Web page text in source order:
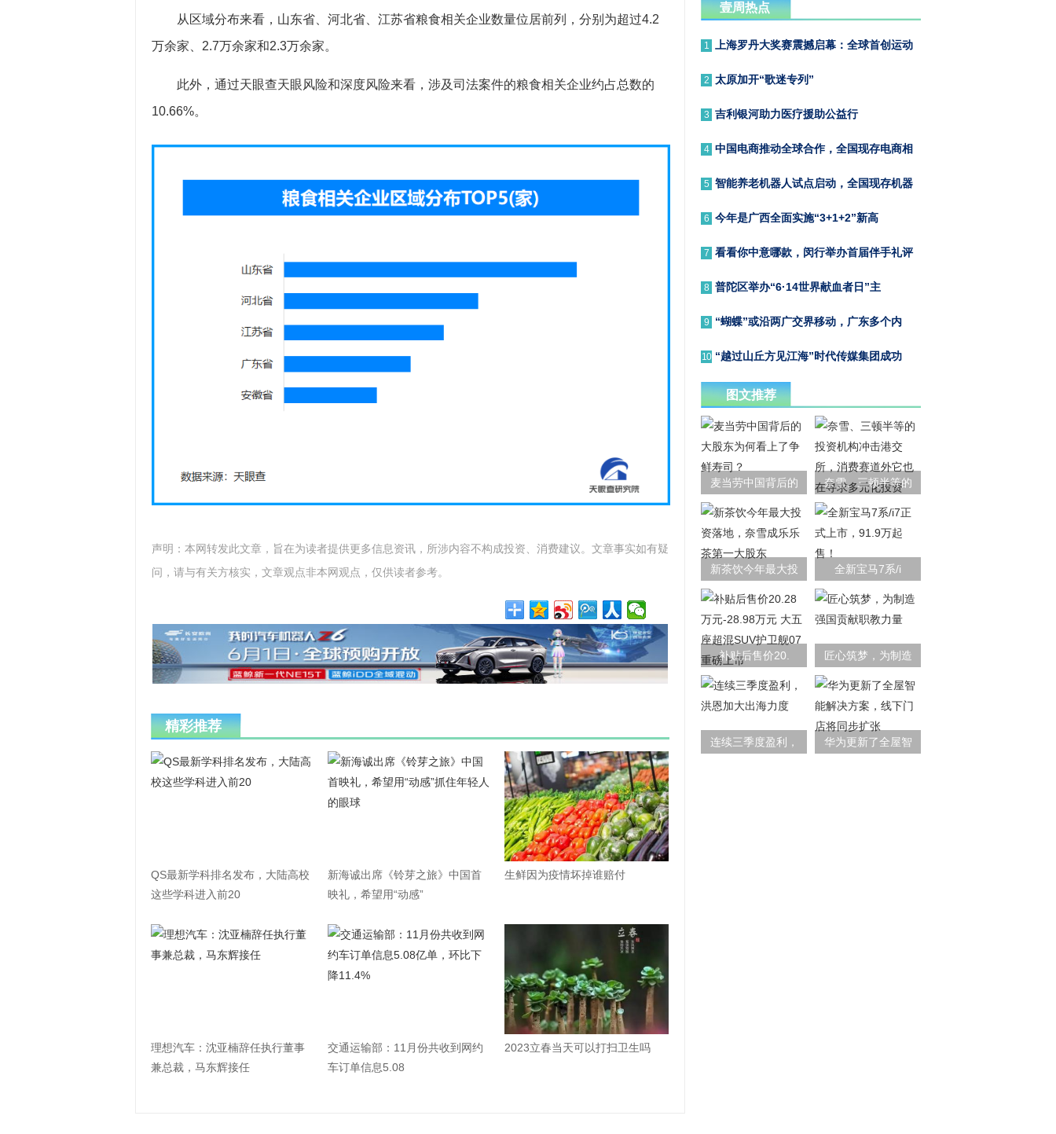
从区域分布来看，山东省、河北省、江苏省粮食相关企业数量位居前列，分别为超过4.2
万余家、2.7万余家和2.3万余家。
此外，通过天眼查天眼风险和深度风险来看，涉及司法案件的粮食相关企业约占总数的
10.66%。
声明：本网转发此文章，旨在为读者提供更多信息资讯，所涉内容不构成投资、消费建议。文章事实如有疑
问，请与有关方核实，文章观点非本网观点，仅供读者参考。
精彩推荐
QS最新学科排名发布，大陆高校
这些学科进入前20
新海诚出席《铃芽之旅》中国首
映礼，希望用“动感”
生鲜因为疫情坏掉谁赔付
理想汽车：沈亚楠辞任执行董事
兼总裁，马东辉接任
交通运输部：11月份共收到网约
车订单信息5.08
2023立春当天可以打扫卫生吗
壹周热点
1 上海罗丹大奖赛震撼启幕：全球首创运动
2 太原加开“歌迷专列”
3 吉利银河助力医疗援助公益行
4 中国电商推动全球合作，全国现存电商相
5 智能养老机器人试点启动，全国现存机器
6 今年是广西全面实施“3+1+2”新高
7 看看你中意哪款，闵行举办首届伴手礼评
8 普陀区举办“6·14世界献血者日”主
9 “蝴蝶”或沿两广交界移动，广东多个内
10 “越过山丘方见江海”时代传媒集团成功
图文推荐
麦当劳中国背后的 奈雪、三顿半等的
新茶饮今年最大投 全新宝马7系/i
补贴后售价20. 匠心筑梦，为制造
连续三季度盈利， 华为更新了全屋智